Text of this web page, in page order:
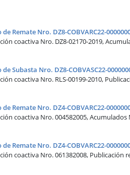
Remate Nro. DZ8-COBVARC22-
coactiva Nro. DZ8-02170-2019,
Subasta Nro. DZ8-COBVASC22-
coactiva Nro. RLS-00199-2010,
Remate Nro. DZ4-COBVARC22-
coactiva Nro. 004582005,
Remate Nro. DZ4-COBVARC22-
coactiva Nro. 061382008, Publicación